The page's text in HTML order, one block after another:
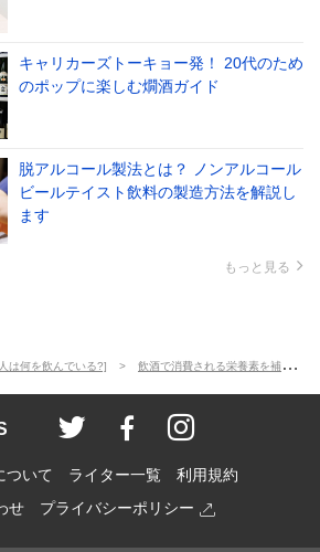
キャリカーズトーキョー発！ 20代のため
のポップに楽しむ燗酒ガイド
脱アルコール製法とは？ ノンアルコール
ビールテイスト飲料の製造方法を解説し
ます
もっと見る
は何を飲んでいる?] 飲酒で消費される栄養素を補給しながら飲む！ 〈老けない人は何を飲んでいる？⑤〉
ienomi style[イ
ienomi style[
ienomi
ついて ライター一覧
利用規約
せ
プライバシーポリシー